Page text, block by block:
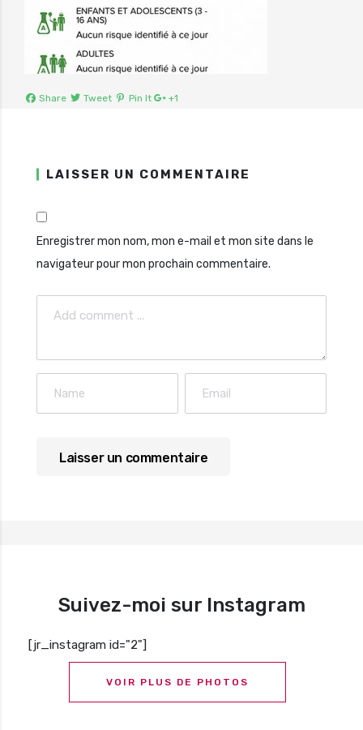
Share Tweet Pin It +1
LAISSER UN COMMENTAIRE
Enregistrer mon nom, mon e-mail et mon site dans le
navigateur pour mon prochain commentaire.
Suivez-moi sur Instagram
[jr_instagram id="2"]
VOIR PLUS DE PHOTOS